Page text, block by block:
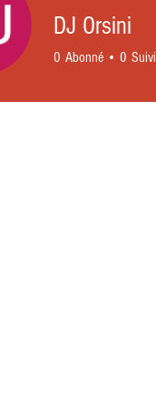
DJ Orsini
0 Abonné 0 Suivi